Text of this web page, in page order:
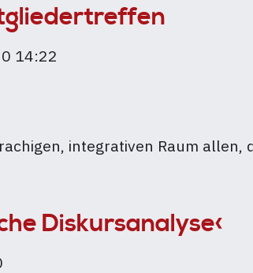
14:22
integrativen Raum allen,
Diskursanalyse‹